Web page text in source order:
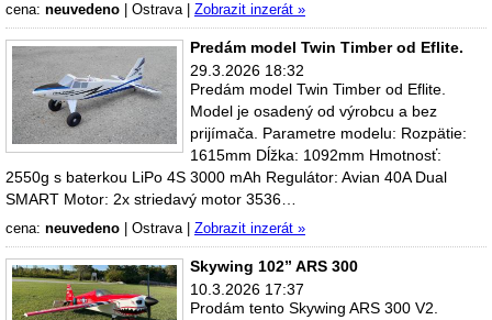
cena: neuvedeno Ostrava| Zobrazit inzerát »
Predám model Twin Timber od Eflite.
29.3.2026 18:32
Predám model Twin Timber od Eflite.
Model je osadený od výrobcu a bez
prijímača. Parametre modelu: Rozpätie:
1615mm Dĺžka: 1092mm Hmotnosť:
2550g s baterkou LiPo 4S 3000 mAh Regulátor: Avian 40A Dual
SMART Motor: 2x striedavý motor 3536…
cena: neuvedeno Ostrava| Zobrazit inzerát »
Skywing 102” ARS 300
10.3.2026 17:37
Prodám tento Skywing ARS 300 V2.